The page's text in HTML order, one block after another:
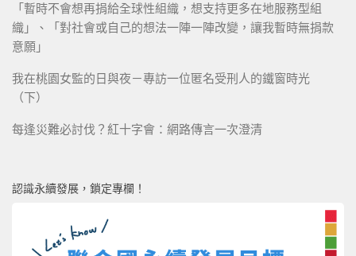
「暫時不會想再捐給全球性組織，想支持更多在地服務型組
織」、「對社會或自己的想法一陣一陣改變，讓我暫時無捐款
意願」
我在桃園女監的日與夜－專訪一位匿名受刑人的鐵窗時光
（下）
每逢災難必討伐？紅十字會：網路傳言一次澄清
認識永續發展，鎖定專欄！